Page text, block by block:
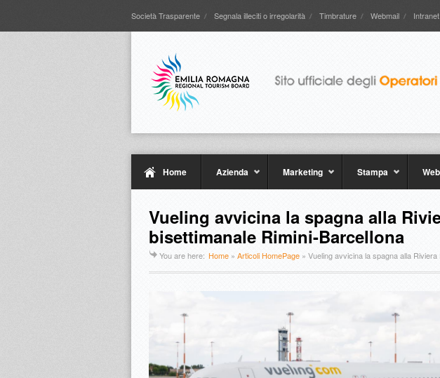
Società Trasparente Segnala illeciti o irregolarità Timbrature Webmail Intranet
Home Azienda Marketing Stampa Web
Vueling avvicina la spagna alla
bisettimanale Rimini-Barcellona
You are here: Home » Articoli HomePage » Vueling avvicina la spagna alla